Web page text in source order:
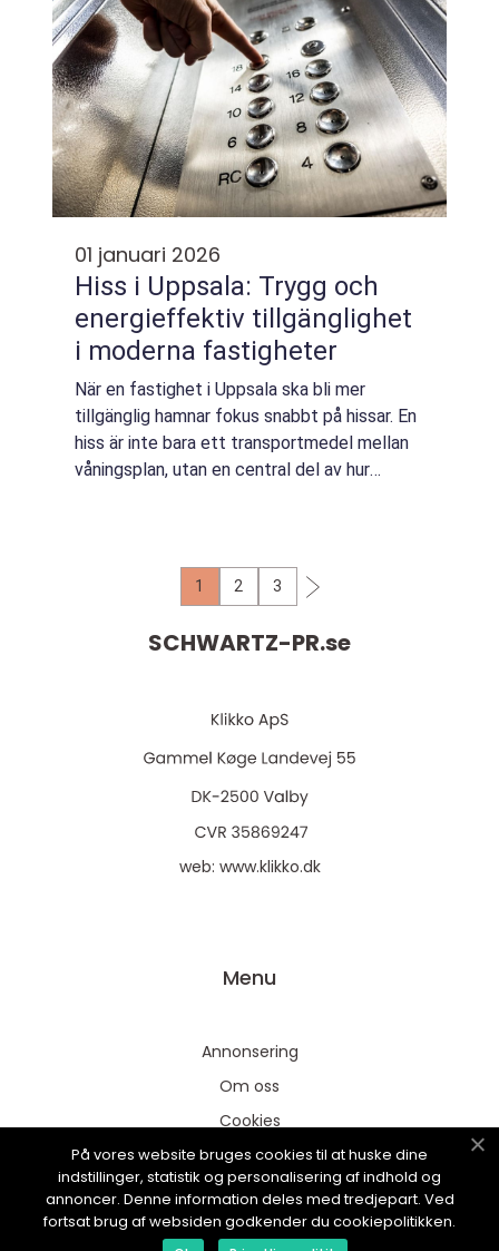
01 januari 2026
Hiss i Uppsala: Trygg och
energieffektiv tillgänglighet
i moderna fastigheter
När en fastighet i Uppsala ska bli mer
tillgänglig hamnar fokus snabbt på hissar. En
hiss är inte bara ett transportmedel mellan
våningsplan, utan en central del av hur
1 2 3
SCHWARTZ-PR.se
web: www.klikko.dk
Menu
Annonsering
Om oss
Cookies
Kontakta oss
Sitemap
På vores website bruges cookies til at huske dine
indstillinger, statistik og personalisering af indhold og
annoncer. Denne information deles med tredjepart. Ved
fortsat brug af websiden godkender du cookiepolitikken.